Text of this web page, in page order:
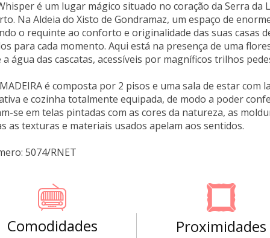
é um lugar mágico situado no coração da Serra da
Na Aldeia do Xisto de Gondramaz, um espaço de
o requinte ao conforto e originalidade das suas casas
para cada momento. Aqui está na presença de uma
água das cascatas, acessíveis por magníficos trilhos
MADEIRA é composta por 2 pisos e uma sala de estar
e cozinha totalmente equipada, de modo a poder
se em telas pintadas com as cores da natureza, as
as texturas e materiais usados apelam aos sentidos.
5074/RNET
Comodidades Proximidades